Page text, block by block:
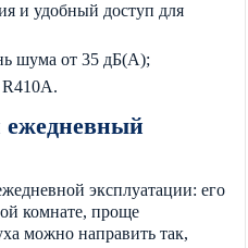
и удобный доступ для
шума от 35 дБ(А);
R410A.
эксплуатации: его
комнате, проще
можно направить так,